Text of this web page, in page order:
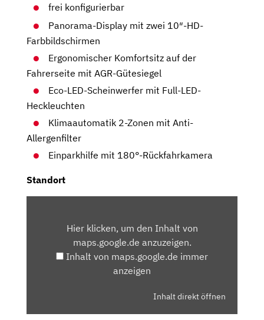
frei konfigurierbar
Panorama-Display mit zwei 10″-HD-
Farbbildschirmen
Ergonomischer Komfortsitz auf der
Fahrerseite mit AGR-Gütesiegel
Eco-LED-Scheinwerfer mit Full-LED-
Heckleuchten
Klimaautomatik 2-Zonen mit Anti-
Allergenfilter
Einparkhilfe mit 180°-Rückfahrkamera
Standort
MAPS.GOOGLE.DEHier klicken, um den Inhalt von
maps.google.de anzuzeigen.
Inhalt von maps.google.de immer
anzeigen
Inhalt direkt öffnen